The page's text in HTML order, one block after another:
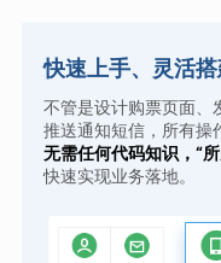
快速上手、灵活
不管是设计购票页面、
推送通知短信，所有操
无需任何代码知识，“
快速实现业务落地。